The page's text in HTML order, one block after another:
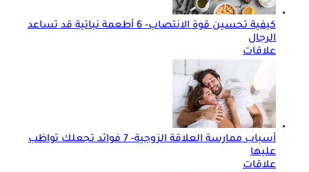
كيفية تحسين قوة الانتصاب- 6 أطعمة نباتية قد تساعد
الرجال
علاقات
أسباب ممارسة العلاقة الزوجية- 7 فوائد تجعلك تواظب
عليها
علاقات